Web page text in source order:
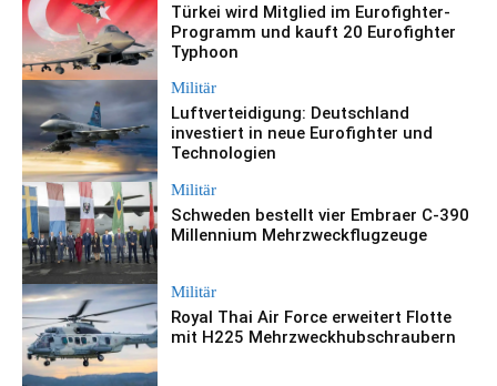
Türkei wird Mitglied im Eurofighter-
Programm und kauft 20 Eurofighter
Typhoon
Militär
Luftverteidigung: Deutschland
investiert in neue Eurofighter und
Technologien
Militär
Schweden bestellt vier Embraer C-390
Millennium Mehrzweckflugzeuge
Militär
Royal Thai Air Force erweitert Flotte
mit H225 Mehrzweckhubschraubern